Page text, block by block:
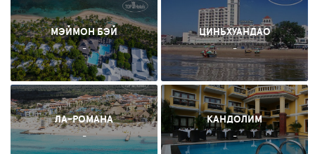
МЭЙМОН БЭЙ
-
ЦИНЬХУАНДАО
-
ЛА-РОМАНА
-
КАНДОЛИМ
-